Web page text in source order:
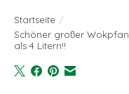
Startseite /
Schöner großer
als 4 Litern!!